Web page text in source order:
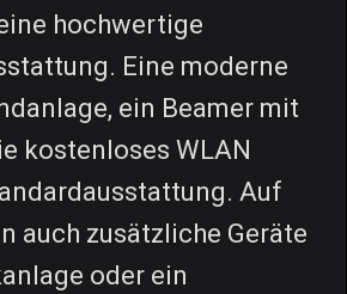
hochwertige
Eine moderne
ein Beamer mit
kostenloses WLAN
Auf
auch zusätzliche Geräte
oder ein